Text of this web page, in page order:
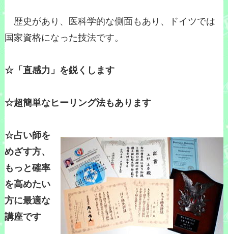
歴史があり、医科学的な側面もあり、ドイツでは
国家資格になった技法です。
☆「直感力」を鋭くします
☆超簡単なヒーリング法もあります
☆占い師を
めざす方、
もっと確率
を高めたい
方に最適な
講座です